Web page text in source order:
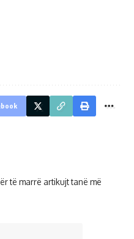
të marrë artikujt tanë më